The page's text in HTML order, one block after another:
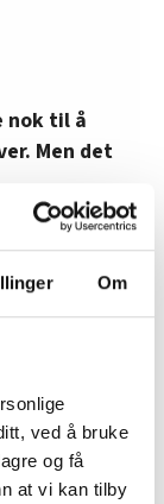
Om
ved å bruke
og få
at vi kan tilby
nok til å
Men det
hadde levd
med
en
person til å